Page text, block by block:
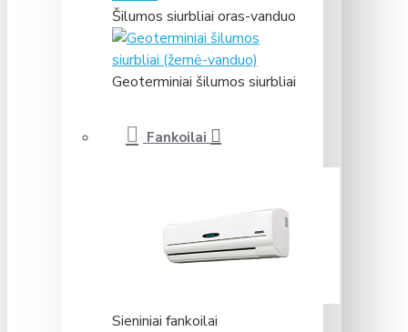
Šilumos siurbliai oras-vanduo
Geoterminiai šilumos siurbliai
Fankoilai
Sieniniai fankoilai